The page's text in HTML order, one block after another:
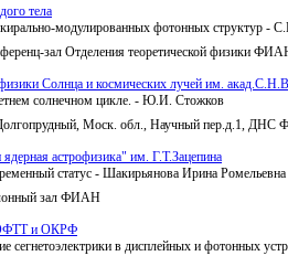
тела
модулированных фотонных структур -
зал Отделения теоретической физики
Солнца и космических лучей им.
солнечном цикле. - Ю.И. Стожков
Моск. обл., Научный пер.д.1,
астрофизика" им. Г.Т.Зацепина
статус - Шакирьянова Ирина
зал ФИАН
и ОКРФ
сегнетоэлектрики в дисплейных и фотонных